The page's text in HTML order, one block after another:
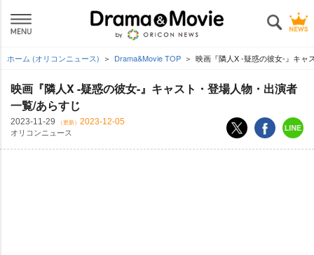
ホーム (オリコンニュース) Drama&Movie TOP 映画『隣人X -疑惑の彼女-』キャ
映画『隣人X -疑惑の彼女-』キャスト・登場人物・出演者
一覧/あらすじ
2023-11-29 （更新） 2023-12-05
オリコンニュース